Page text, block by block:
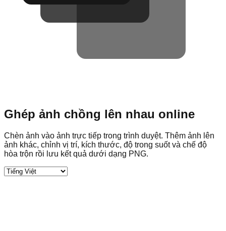
Ghép ảnh chồng lên nhau online
Chèn ảnh vào ảnh trực tiếp trong trình duyệt. Thêm ảnh lên
ảnh khác, chỉnh vị trí, kích thước, độ trong suốt và chế độ
hòa trộn rồi lưu kết quả dưới dạng PNG.